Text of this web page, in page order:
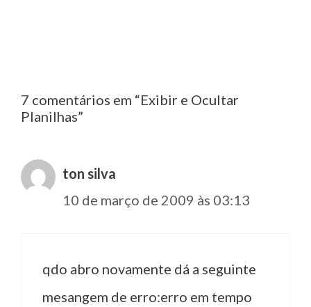
7 comentários em “Exibir e Ocultar
Planilhas”
ton silva
10 de março de 2009 às 03:13
qdo abro novamente dá a seguinte
mesangem de erro:erro em tempo